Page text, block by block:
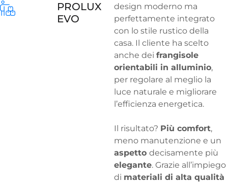
PROLUX
EVO
design moderno ma
perfettamente integrato
con lo stile rustico della
casa. Il cliente ha scelto
anche dei frangisole
orientabili in alluminio,
per regolare al meglio la
luce naturale e migliorare
l’efficienza energetica.
Il risultato? Più comfort,
meno manutenzione e un
aspetto decisamente più
elegante. Grazie all’impiego
di materiali di alta qualità